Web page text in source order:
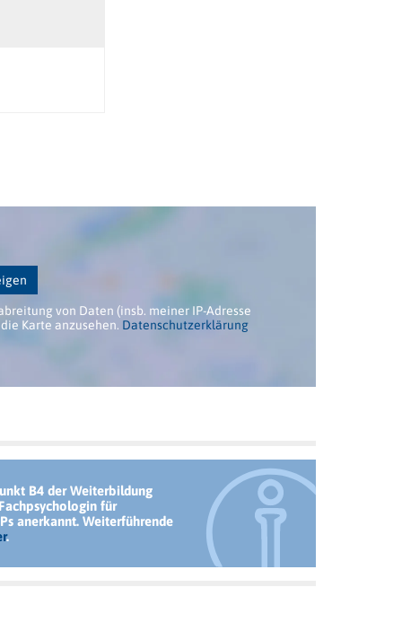
von Daten (insb. meiner IP-Adresse
Karte anzusehen. Datenschutzerklärung
B4 der Weiterbildung
für
anerkannt. Weiterführende
.